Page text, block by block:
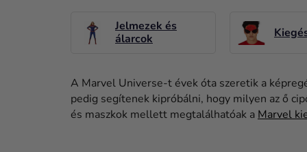
Jelmezek és
álarcok
A Marvel Universe-t évek óta szeretik a
pedig segítenek kipróbálni, hogy milyen az ő
és maszkok mellett megtalálhatóak a Marvel